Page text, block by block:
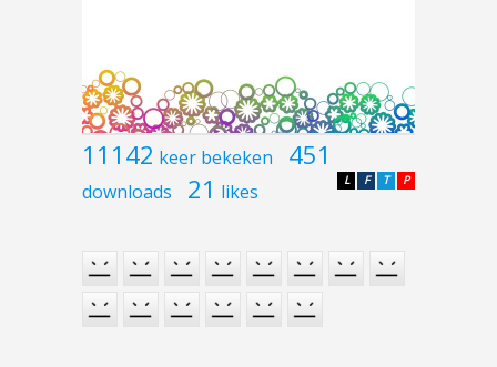
11142 keer bekeken 451
downloads 21 likes P
T
F
L